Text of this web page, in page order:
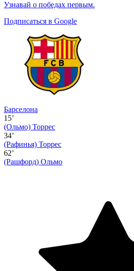
Узнавай о победах первым.
Подписаться в Google
Барселона
15’
(Ольмо) Торрес
34’
(Рафинья) Торрес
62’
(Рашфорд) Ольмо